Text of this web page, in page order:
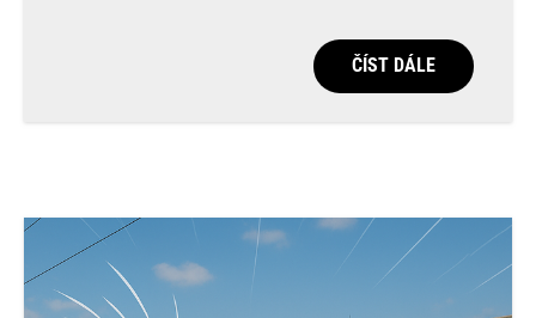
ČÍST DÁLE